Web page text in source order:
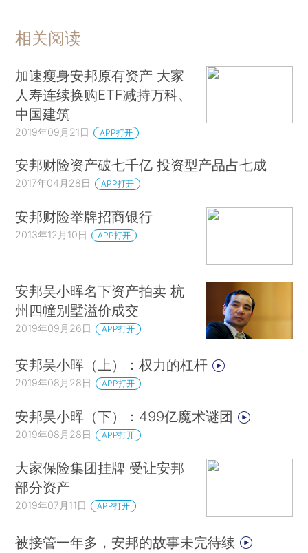
相关阅读
加速瘦身安邦原有资产 大家
人寿连续换购ETF减持万科、
中国建筑
2019年09月21日 APP打开
安邦财险资产破七千亿 投资型产品占七成
2017年04月28日 APP打开
安邦财险举牌招商银行
2013年12月10日 APP打开
安邦吴小晖名下资产拍卖 杭
州四幢别墅溢价成交
2019年09月26日 APP打开
安邦吴小晖（上）：权力的杠杆
2019年08月28日 APP打开
安邦吴小晖（下）：499亿魔术谜团
2019年08月28日 APP打开
大家保险集团挂牌 受让安邦
部分资产
2019年07月11日 APP打开
被接管一年多，安邦的故事未完待续